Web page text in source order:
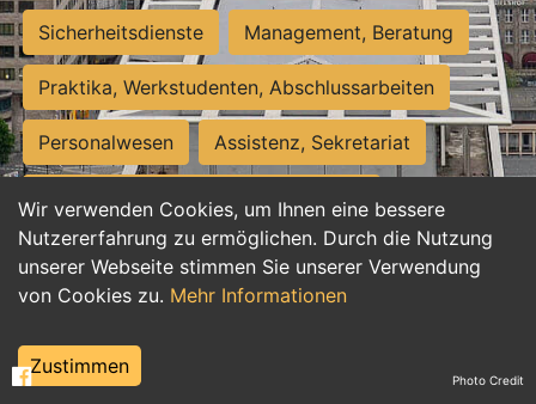
Wir verwenden Cookies, um Ihnen eine bessere
Nutzererfahrung zu ermöglichen. Durch die Nutzung
unserer Webseite stimmen Sie unserer Verwendung
von Cookies zu. Mehr Informationen
Zustimmen
Sicherheitsdienste Management, Beratung
Praktika, Werkstudenten, Abschlussarbeiten
Personalwesen Assistenz, Sekretariat
Hilfskräfte, Aushilfs- und Nebenjobs
Einkauf, Logistik, Materialwirtschaft
Weiterbildung, Studium, duale Ausbildung
Tourismus
Photo Credit